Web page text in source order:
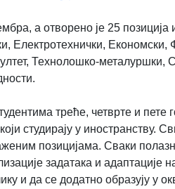
а отворено је 25 позиција
Електротехнички, Економски,
Технолошко-металуршки,
треће, четврте и пете
студирају у иностранству.
позицијама. Сваки
задатака и адаптације
и да се додатно образују у